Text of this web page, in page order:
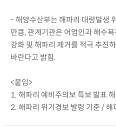
- 해양수산부는 해파리 대량발생
만큼, 관계기관은 어업인과 해수
강화 및 해파리 제거를 적극 추진
바란다고 밝힘.
<붙임>
1. 해파리 예비주의보 특보 발표
2. 해파리 위기경보 발령 기준 / 해